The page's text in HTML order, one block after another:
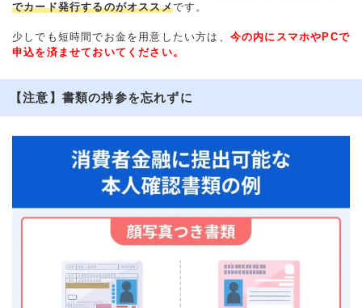
でカード発行するのがオススメです。
少しでも短時間でお金を用意したい方は、 今の内にスマホやPCで
申込を済ませておいてください。
【注意】書類の持参を忘れずに